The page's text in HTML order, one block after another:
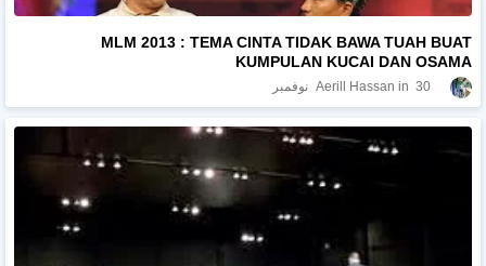
MLM 2013 : TEMA CINTA TIDAK BAWA TUAH BUAT
KUMPULAN KUCAI DAN OSAMA
Aerill Hassan 30 نوفمبر